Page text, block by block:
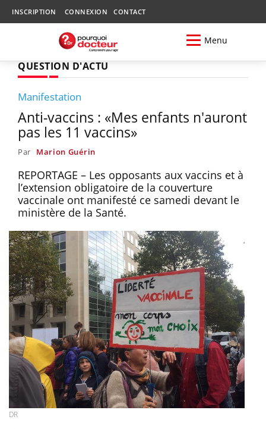
INSCRIPTION CONNEXION CONTACT
Menu
QUESTION D'ACTU
Manifestation
Anti-vaccins : «Mes enfants n'auront
pas les 11 vaccins»
Par Marion Guérin
REPORTAGE – Les opposants aux vaccins et à
l’extension obligatoire de la couverture
vaccinale ont manifesté ce samedi devant le
ministère de la Santé.
DR